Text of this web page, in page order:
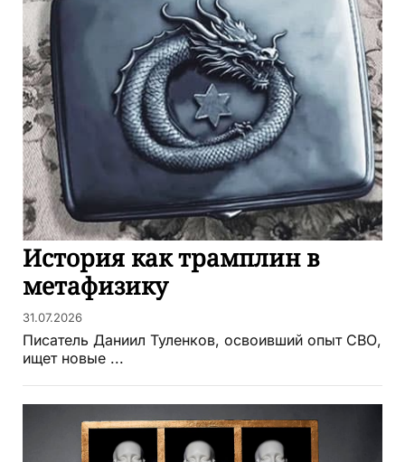
История как трамплин в
метафизику
31.07.2026
Писатель Даниил Туленков, освоивший опыт СВО,
ищет новые ...